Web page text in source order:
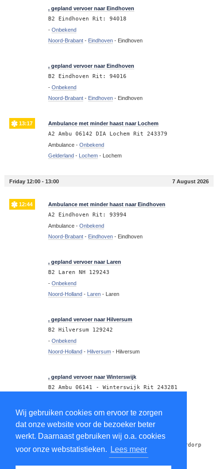
Wij gebruiken cookies om ervoor te zorgen
dat onze website voor de bezoeker beter
werkt. Daarnaast gebruiken wij o.a. cookies
voor onze webstatistieken.
Lees meer
, gepland vervoer naar Eindhoven
B2 Eindhoven Rit: 94018
- Onbekend
Noord-Brabant- Eindhoven- Eindhoven
, gepland vervoer naar Eindhoven
B2 Eindhoven Rit: 94016
- Onbekend
Noord-Brabant- Eindhoven- Eindhoven
13:17 Ambulance met minder haast naar Lochem
A2 Ambu 06142 DIA Lochem Rit 243379
Ambulance - Onbekend
Gelderland- Lochem- Lochem
Friday 12:00 - 13:00 7 August 2026
12:44 Ambulance met minder haast naar Eindhoven
A2 Eindhoven Rit: 93994
Ambulance - Onbekend
Noord-Brabant- Eindhoven- Eindhoven
, gepland vervoer naar Laren
B2 Laren NH 129243
- Onbekend
Noord-Holland- Laren- Laren
, gepland vervoer naar Hilversum
B2 Hilversum 129242
- Onbekend
Noord-Holland- Hilversum- Hilversum
, gepland vervoer naar Winterswijk
B2 Ambu 06141 - Winterswijk Rit 243281
Gelderland
-Winterswijk Winterswijk
12:06 naar Leiderdorp
Passage Ambulance Leiderdorpsebrug Leiderdorp
Zuid-Holland-Leiderdorp-Leiderdorp